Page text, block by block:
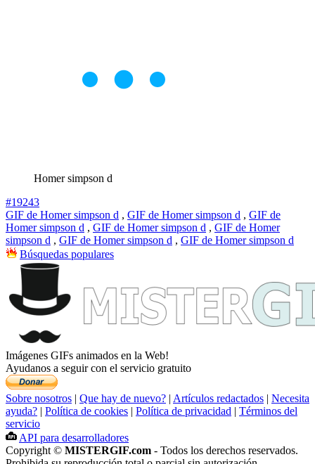
Homer simpson d
#19243
GIF de Homer simpson d , GIF de Homer simpson d , GIF de
Homer simpson d , GIF de Homer simpson d , GIF de Homer
simpson d , GIF de Homer simpson d , GIF de Homer simpson d
Búsquedas populares
Imágenes GIFs animados en la Web!
Ayudanos a seguir con el servicio gratuito
Sobre nosotros | Que hay de nuevo? | Artículos redactados | Necesita
ayuda? | Política de cookies | Política de privacidad | Términos del
servicio
API para desarrolladores
Copyright © MISTERGIF.com - Todos los derechos reservados.